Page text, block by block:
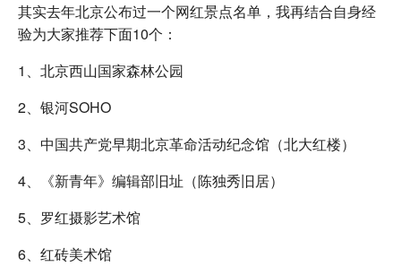
其实去年北京公布过一个网红景点名单，我再结合自身经
验为大家推荐下面10个：
1、北京西山国家森林公园
2、银河SOHO
3、中国共产党早期北京革命活动纪念馆（北大红楼）
4、《新青年》编辑部旧址（陈独秀旧居）
5、罗红摄影艺术馆
6、红砖美术馆